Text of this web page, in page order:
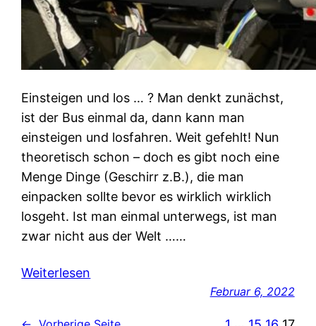
Einsteigen und los … ? Man denkt zunächst,
ist der Bus einmal da, dann kann man
einsteigen und losfahren. Weit gefehlt! Nun
theoretisch schon – doch es gibt noch eine
Menge Dinge (Geschirr z.B.), die man
einpacken sollte bevor es wirklich wirklich
losgeht. Ist man einmal unterwegs, ist man
zwar nicht aus der Welt ……
Weiterlesen
Februar 6, 2022